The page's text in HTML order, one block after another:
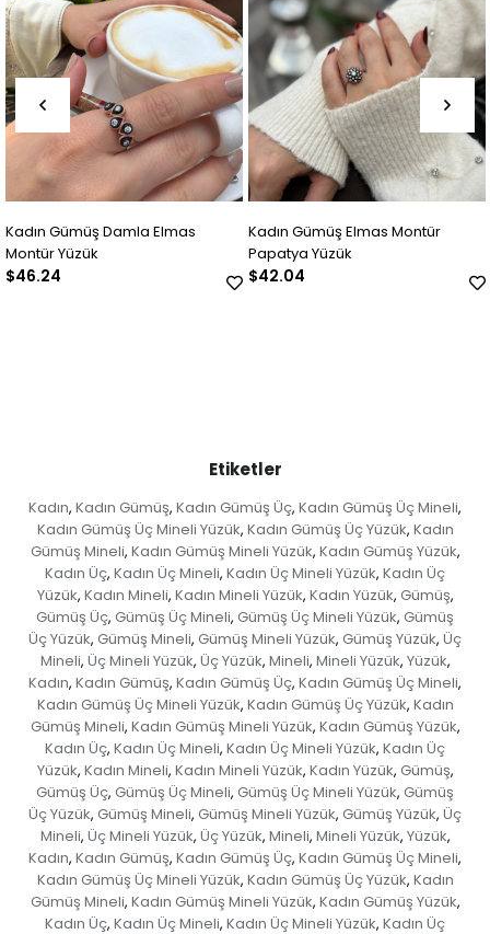
Kadın Gümüş Damla Elmas
Montür Yüzük
$46.24
Kadın Gümüş Elmas Montür
Papatya Yüzük
$42.04
Etiketler
Kadın, Kadın Gümüş, Kadın Gümüş Üç, Kadın Gümüş Üç Mineli,
Kadın Gümüş Üç Mineli Yüzük, Kadın Gümüş Üç Yüzük, Kadın
Gümüş Mineli, Kadın Gümüş Mineli Yüzük, Kadın Gümüş Yüzük,
Kadın Üç, Kadın Üç Mineli, Kadın Üç Mineli Yüzük, Kadın Üç
Yüzük, Kadın Mineli, Kadın Mineli Yüzük, Kadın Yüzük, Gümüş,
Gümüş Üç, Gümüş Üç Mineli, Gümüş Üç Mineli Yüzük, Gümüş
Üç Yüzük, Gümüş Mineli, Gümüş Mineli Yüzük, Gümüş Yüzük, Üç
Mineli, Üç Mineli Yüzük, Üç Yüzük, Mineli, Mineli Yüzük, Yüzük,
Kadın, Kadın Gümüş, Kadın Gümüş Üç, Kadın Gümüş Üç Mineli,
Kadın Gümüş Üç Mineli Yüzük, Kadın Gümüş Üç Yüzük, Kadın
Gümüş Mineli, Kadın Gümüş Mineli Yüzük, Kadın Gümüş Yüzük,
Kadın Üç, Kadın Üç Mineli, Kadın Üç Mineli Yüzük, Kadın Üç
Yüzük, Kadın Mineli, Kadın Mineli Yüzük, Kadın Yüzük, Gümüş,
Gümüş Üç, Gümüş Üç Mineli, Gümüş Üç Mineli Yüzük, Gümüş
Üç Yüzük, Gümüş Mineli, Gümüş Mineli Yüzük, Gümüş Yüzük, Üç
Mineli, Üç Mineli Yüzük, Üç Yüzük, Mineli, Mineli Yüzük, Yüzük,
Kadın, Kadın Gümüş, Kadın Gümüş Üç, Kadın Gümüş Üç Mineli,
Kadın Gümüş Üç Mineli Yüzük, Kadın Gümüş Üç Yüzük, Kadın
Gümüş Mineli, Kadın Gümüş Mineli Yüzük, Kadın Gümüş Yüzük,
Kadın Üç, Kadın Üç Mineli, Kadın Üç Mineli Yüzük, Kadın Üç